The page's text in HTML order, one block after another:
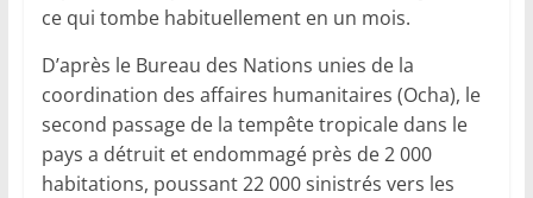
ce qui tombe habituellement en un mois.
D’après le Bureau des Nations unies de la
coordination des affaires humanitaires (Ocha), le
second passage de la tempête tropicale dans le
pays a détruit et endommagé près de 2 000
habitations, poussant 22 000 sinistrés vers les